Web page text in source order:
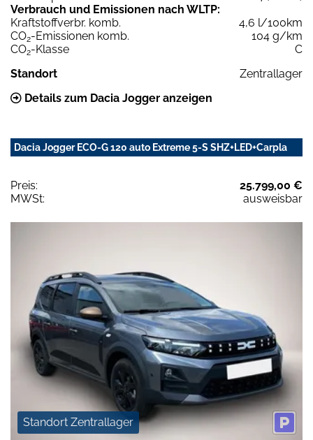
Verbrauch und Emissionen nach WLTP:
Kraftstoffverbr. komb.
4,6 l/100km
CO2-Emissionen komb.
104 g/km
CO2-Klasse
C
Standort
Zentrallager
Details zum Dacia Jogger anzeigen
Dacia Jogger ECO-G 120 auto Extreme 5-S SHZ+LED+Carpla
Preis:
25.799,00 €
MWSt:
ausweisbar
Standort Zentrallager